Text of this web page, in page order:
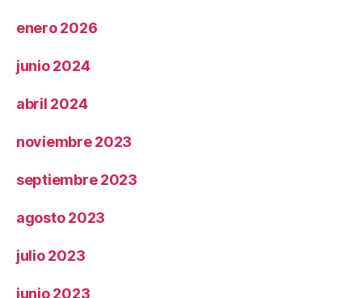
enero 2026
junio 2024
abril 2024
noviembre 2023
septiembre 2023
agosto 2023
julio 2023
junio 2023